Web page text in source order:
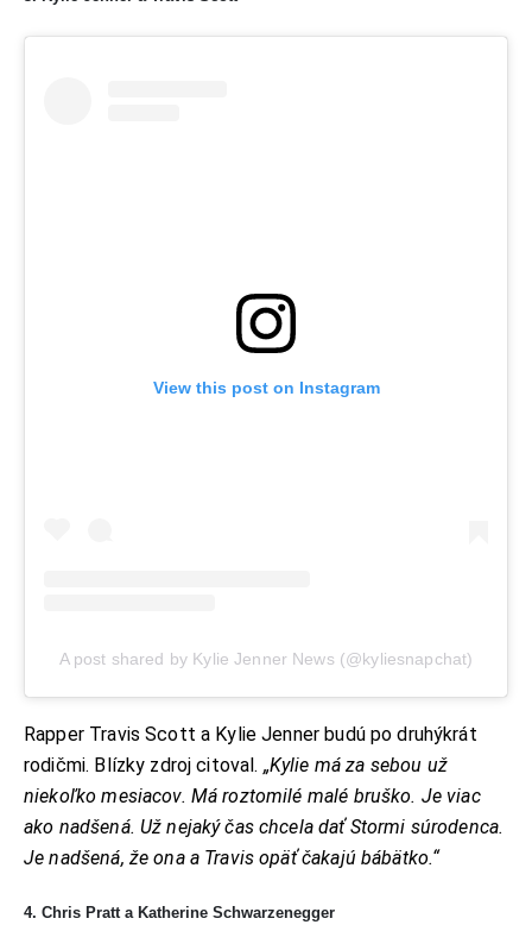
View this post on Instagram
A post shared by Kylie Jenner News (@kyliesnapchat)
Rapper Travis Scott a Kylie Jenner budú po druhýkrát
rodičmi. Blízky zdroj citoval. „Kylie má za sebou už
niekoľko mesiacov. Má roztomilé malé bruško. Je viac
ako nadšená. Už nejaký čas chcela dať Stormi súrodenca.
Je nadšená, že ona a Travis opäť čakajú bábätko.“
4. Chris Pratt a Katherine Schwarzenegger